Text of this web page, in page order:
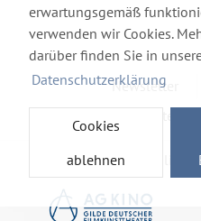
erwartungsgemäß
verwenden wir Cookies.
darüber finden Sie in
Datenschutzerklärung
Cookies
ablehnen
Newsletter
Mitglied